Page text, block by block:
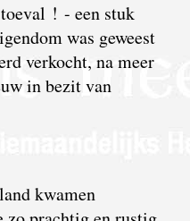
! - een stuk
was geweest
verkocht, na meer
in bezit van
kwamen